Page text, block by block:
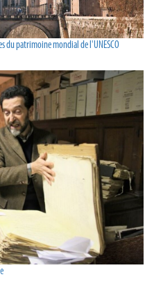
du patrimoine mondial de l'UNESCO